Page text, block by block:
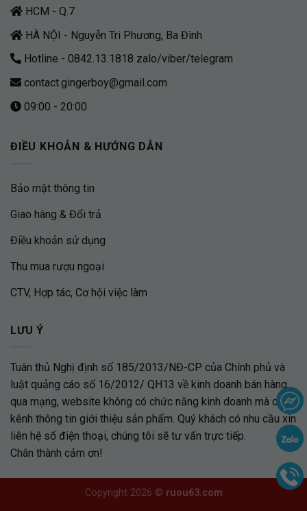
HCM - Q.7
HÀ NỘI - Nguyễn Tri Phương, Ba Đình
Hotline - 0842.13.1818 zalo/viber/telegram
contact.gingerboy@gmail.com
09:00 - 20:00
ĐIỀU KHOẢN & HƯỚNG DẪN
Bảo mật thông tin
Giao hàng & Đổi trả
Điều khoản sử dụng
Thu mua rượu ngoại
CTV, Hợp tác, Cơ hội việc làm
LƯU Ý
Tuân thủ Nghị định số 185/2013/NĐ-CP của Chính phủ và
luật quảng cáo số 16/2012/ QH13 về kinh doanh bán hàng
qua mạng, website không có chức năng kinh doanh mà chỉ là
kênh thông tin giới thiệu sản phẩm. Quý khách có nhu cầu xin
liên hệ số điện thoại, chúng tôi sẽ tư vấn trực tiếp.
Chân thành cảm ơn!
Copyright 2026 © ruou63.com